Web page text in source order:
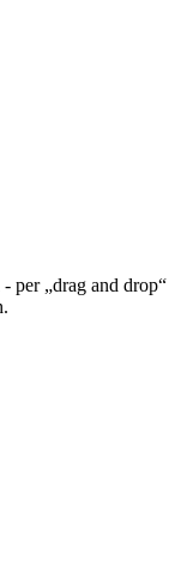
per „drag and drop“